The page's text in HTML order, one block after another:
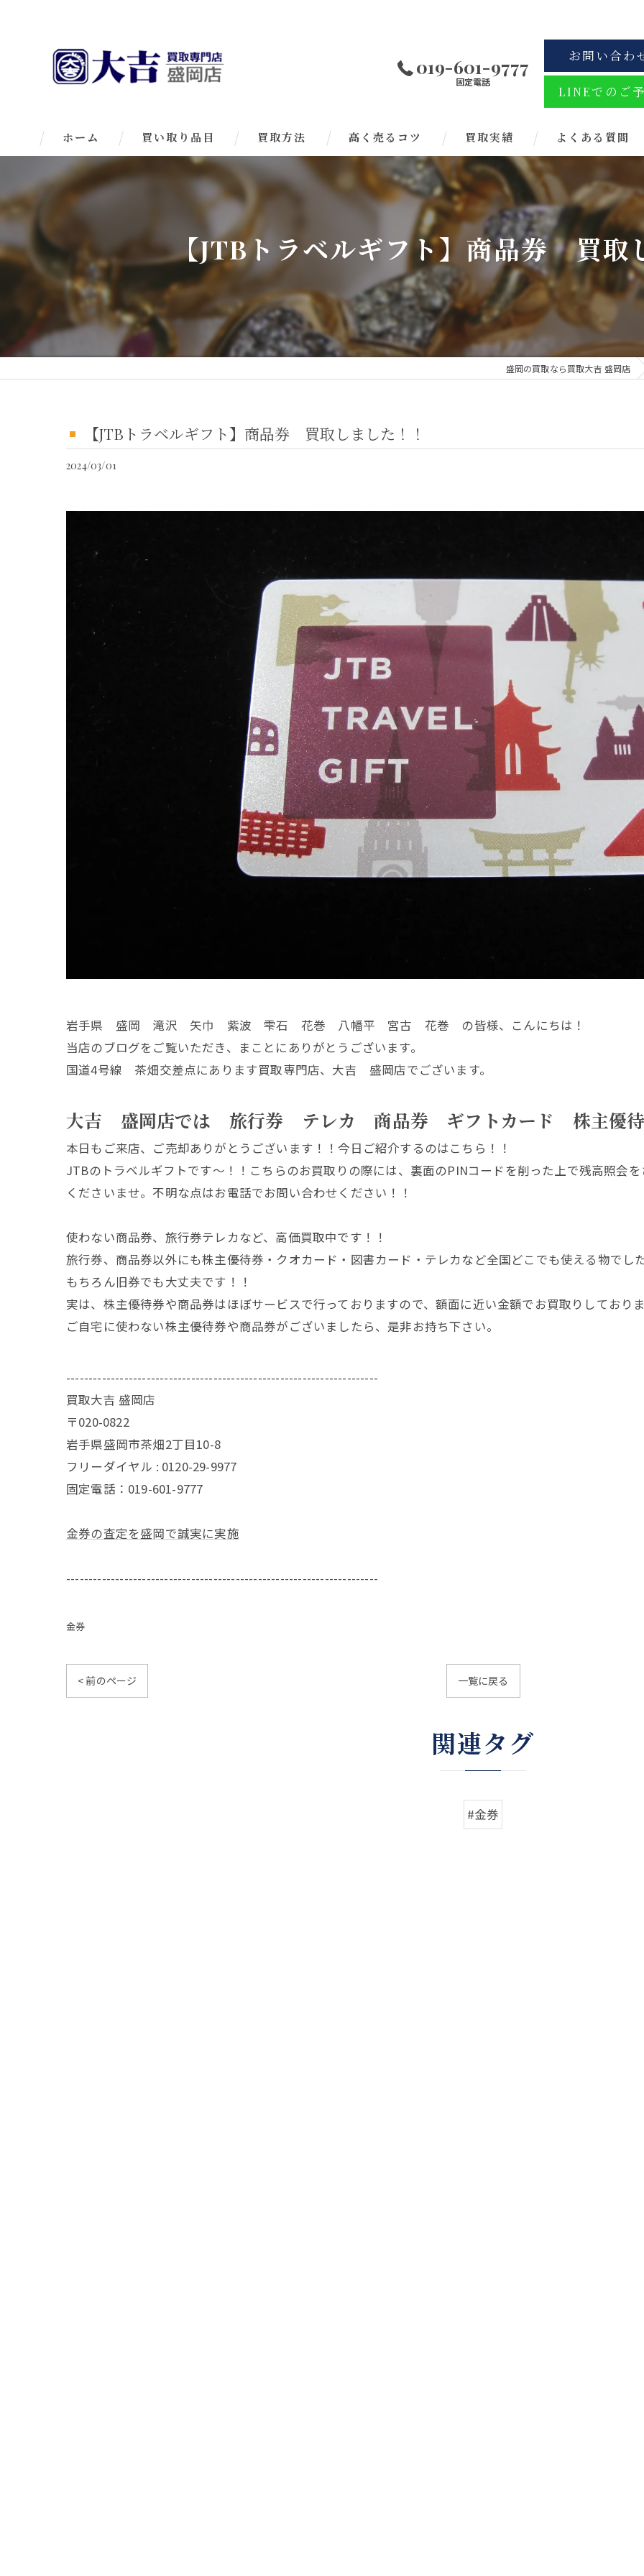
019-601-9777
固定電話
お問い合わ
LINEでのご
ホーム 買い取り品目 買取方法 高く売るコツ 買取実績 よくある質問
【JTBトラベルギフト】商品券 買取
盛岡の買取なら買取大吉 盛岡店
【JTBトラベルギフト】商品券 買取しました！！
2024/03/01
岩手県 盛岡 滝沢 矢巾 紫波 雫石 花巻 八幡平 宮古 花巻 の皆様、こんにちは！
当店のブログをご覧いただき、まことにありがとうございます。
国道4号線 茶畑交差点にあります買取専門店、大吉 盛岡店でございます。
大吉 盛岡店では 旅行券 テレカ 商品券 ギフトカード 株主優
本日もご来店、ご売却ありがとうございます！！今日ご紹介するのはこちら！！
JTBのトラベルギフトです～！！こちらのお買取りの際には、裏面のPINコードを削った上で残高照会
くださいませ。不明な点はお電話でお問い合わせください！！
使わない商品券、旅行券テレカなど、高価買取中です！！
旅行券、商品券以外にも株主優待券・クオカード・図書カード・テレカなど全国どこでも使える物でし
もちろん旧券でも大丈夫です！！
実は、株主優待券や商品券はほぼサービスで行っておりますので、額面に近い金額でお買取りしており
ご自宅に使わない株主優待券や商品券がございましたら、是非お持ち下さい。
----------------------------------------------------------------------
買取大吉 盛岡店
〒020-0822
岩手県盛岡市茶畑2丁目10-8
フリーダイヤル : 0120-29-9977
固定電話：019-601-9777
金券の査定を盛岡で誠実に実施
----------------------------------------------------------------------
金券
< 前のページ 一覧に戻る
関連タグ
#金券